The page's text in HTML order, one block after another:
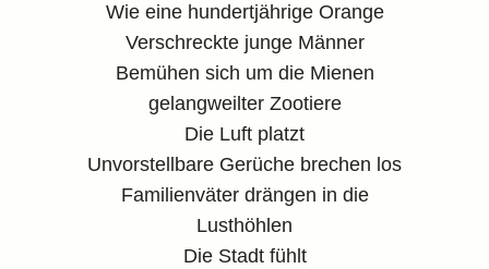
Wie eine hundertjährige Orange
Verschreckte junge Männer
Bemühen sich um die Mienen
gelangweilter Zootiere
Die Luft platzt
Unvorstellbare Gerüche brechen los
Familienväter drängen in die
Lusthöhlen
Die Stadt fühlt